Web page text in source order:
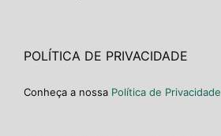
POLÍTICA DE PRIVACIDADE
Conheça a nossa Política de Privacidade